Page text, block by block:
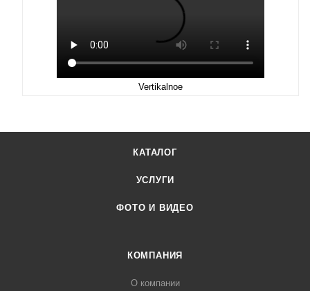
Vertikalnoe
КАТАЛОГ
УСЛУГИ
ФОТО И ВИДЕО
КОМПАНИЯ
О компании